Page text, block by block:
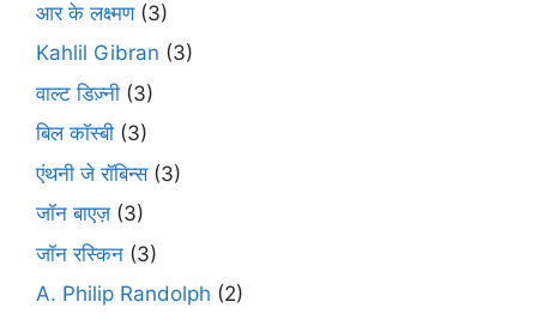
आर के लक्ष्मण(3)
Kahlil Gibran (3)
वाल्ट डिज़्नी (3)
बिल कॉस्बी (3)
एंथनी जे रॉबिन्स(3)
जॉन बाएज़ (3)
जॉन रस्किन (3)
A. Philip Randolph (2)